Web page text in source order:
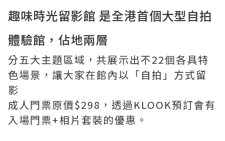
趣味時光留影館 是全港首個大型自拍
體驗館，佔地兩層
分五大主題區域，共展示出不22個各具特
色場景，讓大家在館內以「自拍」方式留
影
成人門票原價$298，透過KLOOK預訂會有
入場門票+相片套裝的優惠。